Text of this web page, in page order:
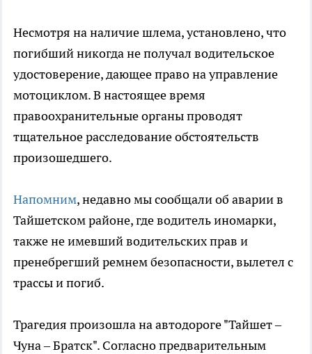
Несмотря на наличие шлема, установлено, что
погибший никогда не получал водительское
удостоверение, дающее право на управление
мотоциклом. В настоящее время
правоохранительные органы проводят
тщательное расследование обстоятельств
произошедшего.
Напомним, недавно мы сообщали об аварии в
Тайшетском районе, где водитель иномарки,
также не имевший водительских прав и
пренебрегший ремнем безопасности, вылетел с
трассы и погиб.
Трагедия произошла на автодороге "Тайшет –
Чуна – Братск". Согласно предварительным